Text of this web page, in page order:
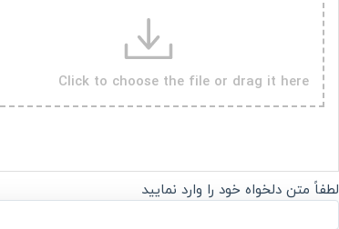
Click to choose the file or drag it here
لطفاً متن دلخواه خود را وارد نمایید